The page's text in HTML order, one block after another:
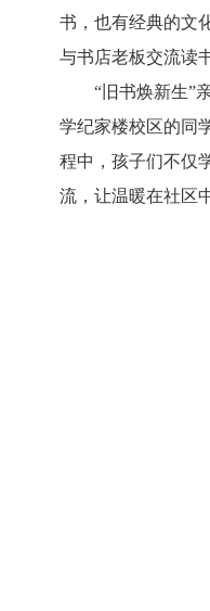
书，也有经典的文
与书店老板交流读
“旧书焕新生”
学纪家楼校区的同
程中，孩子们不仅
流，让温暖在社区